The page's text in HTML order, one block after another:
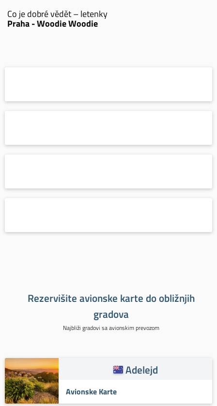
Co je dobré vědět – letenky
Praha - Woodie Woodie
Rezervišite avionske karte do obližnjih
gradova
Najbliži gradovi sa avionskim prevozom
Adelejd
Avionske Karte